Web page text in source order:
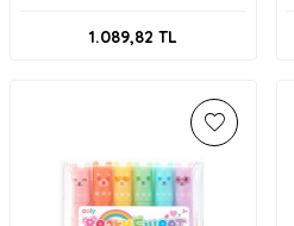
1.089,82 TL